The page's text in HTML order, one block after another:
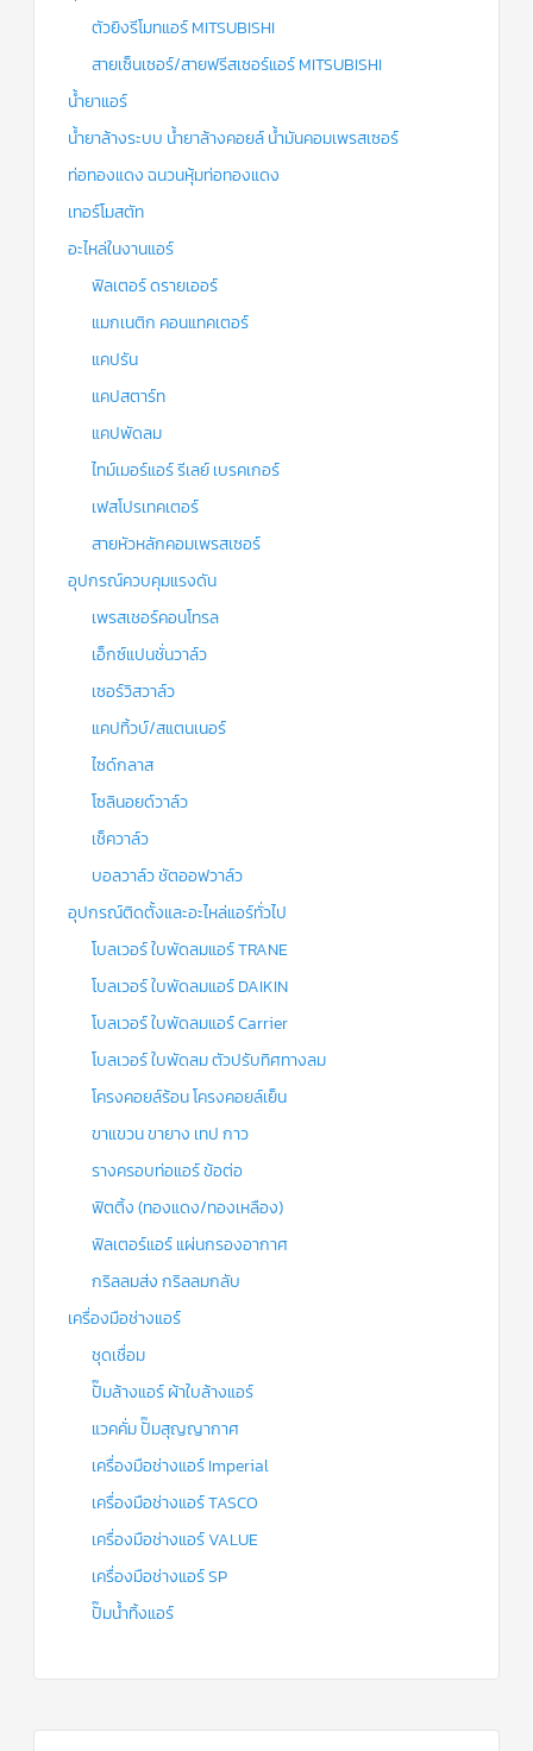
ตัวยิงรีโมทแอร์ MITSUBISHI
สายเซ็นเซอร์/สายฟรีสเซอร์แอร์ MITSUBISHI
น้ำยาแอร์
น้ำยาล้างระบบ น้ำยาล้างคอยล์ น้ำมันคอมเพรสเซอร์
ท่อทองแดง ฉนวนหุ้มท่อทองแดง
เทอร์โมสตัท
อะไหล่ในงานแอร์
ฟิลเตอร์ ดรายเออร์
แมกเนติก คอนแทคเตอร์
แคปรัน
แคปสตาร์ท
แคปพัดลม
ไทม์เมอร์แอร์ รีเลย์ เบรคเกอร์
เฟสโปรเทคเตอร์
สายหัวหลักคอมเพรสเซอร์
อุปกรณ์ควบคุมแรงดัน
เพรสเชอร์คอนโทรล
เอ็กซ์แปนชั่นวาล์ว
เซอร์วิสวาล์ว
แคปทิ้วบ์/สแตนเนอร์
ไซด์กลาส
โซลินอยด์วาล์ว
เช็ควาล์ว
บอลวาล์ว ชัตออฟวาล์ว
อุปกรณ์ติดตั้งและอะไหล่แอร์ทั่วไป
โบลเวอร์ ใบพัดลมแอร์ TRANE
โบลเวอร์ ใบพัดลมแอร์ DAIKIN
โบลเวอร์ ใบพัดลมแอร์ Carrier
โบลเวอร์ ใบพัดลม ตัวปรับทิศทางลม
โครงคอยล์ร้อน โครงคอยล์เย็น
ขาแขวน ขายาง เทป กาว
รางครอบท่อแอร์ ข้อต่อ
ฟิตติ้ง (ทองแดง/ทองเหลือง)
ฟิลเตอร์แอร์ แผ่นกรองอากาศ
กริลลมส่ง กริลลมกลับ
เครื่องมือช่างแอร์
ชุดเชื่อม
ปั๊มล้างแอร์ ผ้าใบล้างแอร์
แวคคั่ม ปั๊มสุญญากาศ
เครื่องมือช่างแอร์ Imperial
เครื่องมือช่างแอร์ TASCO
เครื่องมือช่างแอร์ VALUE
เครื่องมือช่างแอร์ SP
ปั๊มน้ำทิ้งแอร์